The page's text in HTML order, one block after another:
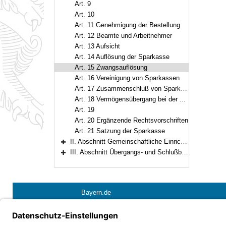
Art. 9
Art. 10
Art. 11 Genehmigung der Bestellung
Art. 12 Beamte und Arbeitnehmer
Art. 13 Aufsicht
Art. 14 Auflösung der Sparkasse
Art. 15 Zwangsauflösung
Art. 16 Vereinigung von Sparkassen
Art. 17 Zusammenschluß von Sparkassen zu einer Zweckverbandssparkasse
Art. 18 Vermögensübergang bei der Auflösung, Vereinigung und beim Zusammenschluß von Sparkassen
Art. 19
Art. 20 Ergänzende Rechtsvorschriften
Art. 21 Satzung der Sparkasse
Bereich erweitern
II. Abschnitt Gemeinschaftliche Einrichtungen der Sparkassen (Art. 22–30)
III. Abschnitt Übergangs- und Schlußbestimmungen (Art. 31–32)
Bayern.de